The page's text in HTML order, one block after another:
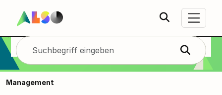
Management
ALSO
Management